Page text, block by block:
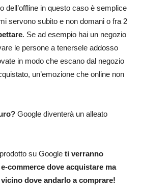
dell’offline in questo caso è semplice
servono subito e non domani o fra 2
. Se ad esempio hai un negozio
le persone a tenersele addosso
in modo che escano dal negozio
un’emozione che online non
Google diventerà un alleato
su Googleti verranno
commerce dove acquistare ma
dove andarlo a comprare!